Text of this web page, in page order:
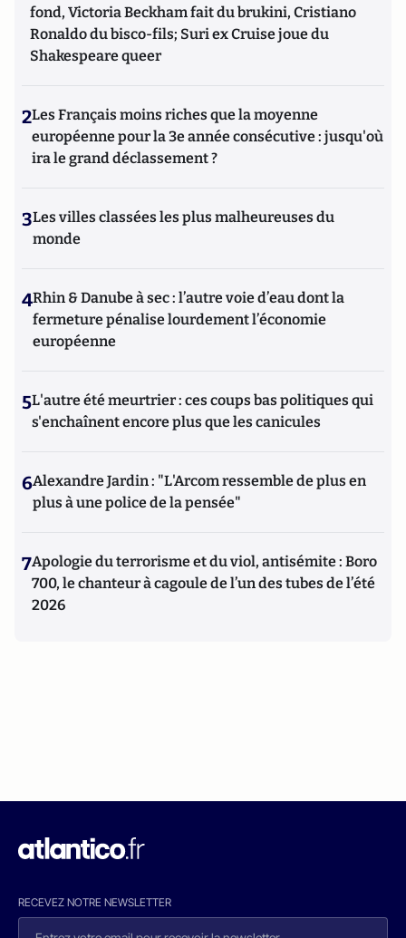
fond, Victoria Beckham fait du brukini, Cristiano
Ronaldo du bisco-fils; Suri ex Cruise joue du
Shakespeare queer
2Les Français moins riches que la moyenne
européenne pour la 3e année consécutive : jusqu'où
ira le grand déclassement ?
3Les villes classées les plus malheureuses du
monde
4Rhin & Danube à sec : l’autre voie d’eau dont la
fermeture pénalise lourdement l’économie
européenne
5L'autre été meurtrier : ces coups bas politiques qui
s'enchaînent encore plus que les canicules
6Alexandre Jardin : "L'Arcom ressemble de plus en
plus à une police de la pensée"
7Apologie du terrorisme et du viol, antisémite : Boro
700, le chanteur à cagoule de l’un des tubes de l’été
2026
RECEVEZ NOTRE NEWSLETTER